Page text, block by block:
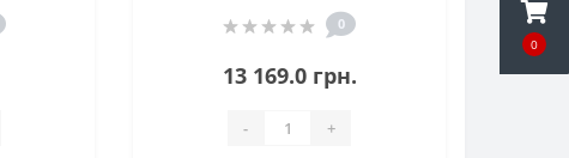
0
SLIM PL
0
13 169.0 грн.
- +